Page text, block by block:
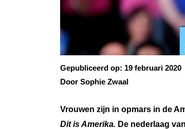
Gepubliceerd op: 19 februari 2020
Door Sophie Zwaal
Vrouwen zijn in opmars in de
Dit is Amerika. De nederlaag